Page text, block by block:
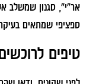
אר"י", סגנון שמשלב
ספציפי שמתאים
טיפים